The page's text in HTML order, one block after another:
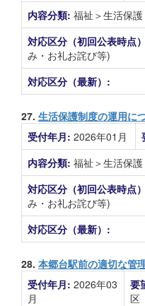
内容分類: 福祉＞生活保
対応区分（初回公表時点
み・お礼お詫び等)
対応区分（最新）:
27. 生活保護制度の運用に
受付年月: 2026年01月
内容分類: 福祉＞生活保
対応区分（初回公表時点
み・お礼お詫び等)
対応区分（最新）:
28. 本郷台駅前の適切な管
受付年月: 2026年03
月
要
区